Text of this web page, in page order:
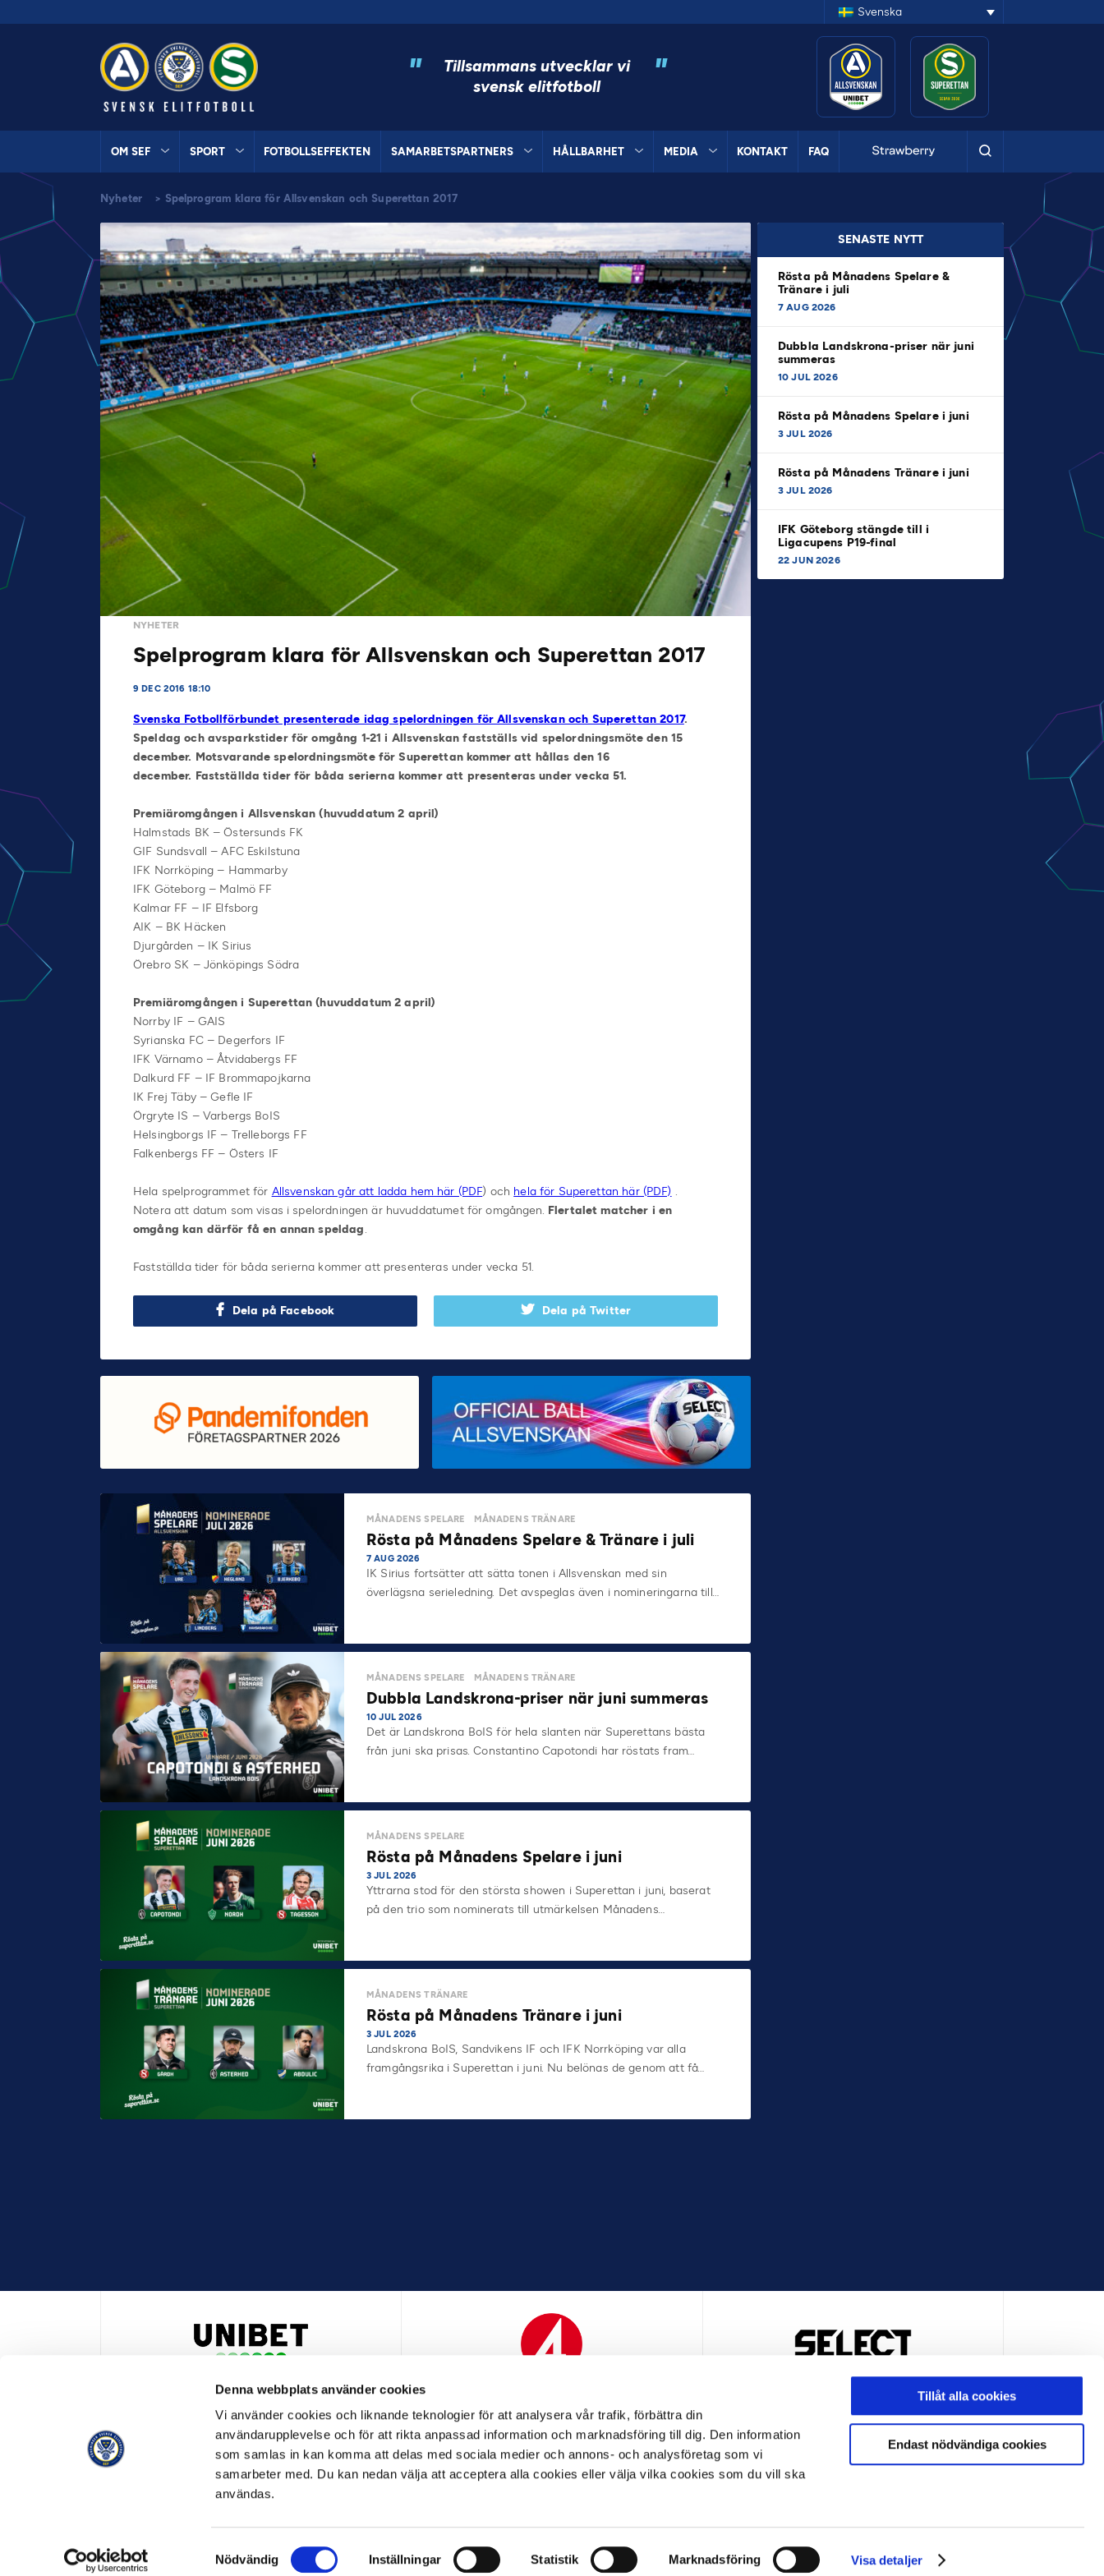
Denna webbplats använder cookies
Vi använder cookies och liknande teknologier för att analysera vår trafik, förbättra din
användarupplevelse och för att rikta anpassad information och marknadsföring till dig. Den information
som samlas in kan komma att delas med sociala medier och annons- och analysföretag som vi
samarbeter med. Du kan nedan välja att acceptera alla cookies eller välja vilka cookies som du vill ska
användas.
Samtyckesval
Nödvändig Inställningar Statistik Marknadsföring Visa detaljer
Tillåt alla cookies
Endast nödvändiga cookies
Svenska
"
Tillsammans utvecklar vi
svensk elitfotboll
"
OM SEF SPORT FOTBOLLSEFFEKTEN SAMARBETSPARTNERS HÅLLBARHET MEDIA KONTAKT FAQ
Nyheter > Spelprogram klara för Allsvenskan och Superettan 2017
NYHETER
Spelprogram klara för Allsvenskan och Superettan 2017
9 DEC 2016 18:10
Svenska Fotbollförbundet presenterade idag spelordningen för Allsvenskan och Superettan 2017.
Speldag och avsparkstider för omgång 1-21 i Allsvenskan fastställs vid spelordningsmöte den 15
december. Motsvarande spelordningsmöte för Superettan kommer att hållas den 16
december. Fastställda tider för båda serierna kommer att presenteras under vecka 51.
Premiäromgången i Allsvenskan (huvuddatum 2 april)
Halmstads BK – Östersunds FK
GIF Sundsvall – AFC Eskilstuna
IFK Norrköping – Hammarby
IFK Göteborg – Malmö FF
Kalmar FF – IF Elfsborg
AIK – BK Häcken
Djurgården – IK Sirius
Örebro SK – Jönköpings Södra
Premiäromgången i Superettan (huvuddatum 2 april)
Norrby IF – GAIS
Syrianska FC – Degerfors IF
IFK Värnamo – Åtvidabergs FF
Dalkurd FF – IF Brommapojkarna
IK Frej Täby – Gefle IF
Örgryte IS – Varbergs BoIS
Helsingborgs IF – Trelleborgs FF
Falkenbergs FF – Östers IF
Hela spelprogrammet för Allsvenskan går att ladda hem här (PDF) och hela för Superettan här (PDF) .
Notera att datum som visas i spelordningen är huvuddatumet för omgången. Flertalet matcher i en
omgång kan därför få en annan speldag.
Fastställda tider för båda serierna kommer att presenteras under vecka 51.
Dela på Facebook Dela på Twitter
SENASTE NYTT
Rösta på Månadens Spelare &
Tränare i juli
7 AUG 2026
Dubbla Landskrona-priser när juni
summeras
10 JUL 2026
Rösta på Månadens Spelare i juni
3 JUL 2026
Rösta på Månadens Tränare i juni
3 JUL 2026
IFK Göteborg stängde till i
Ligacupens P19-final
22 JUN 2026
MÅNADENS SPELARE MÅNADENS TRÄNARE
Rösta på Månadens Spelare & Tränare i juli
7 AUG 2026
IK Sirius fortsätter att sätta tonen i Allsvenskan med sin
överlägsna serieledning. Det avspeglas även i nomineringarna till…
MÅNADENS SPELARE MÅNADENS TRÄNARE
Dubbla Landskrona-priser när juni summeras
10 JUL 2026
Det är Landskrona BoIS för hela slanten när Superettans bästa
från juni ska prisas. Constantino Capotondi har röstats fram…
MÅNADENS SPELARE
Rösta på Månadens Spelare i juni
3 JUL 2026
Yttrarna stod för den största showen i Superettan i juni, baserat
på den trio som nominerats till utmärkelsen Månadens…
MÅNADENS TRÄNARE
Rösta på Månadens Tränare i juni
3 JUL 2026
Landskrona BoIS, Sandvikens IF och IFK Norrköping var alla
framgångsrika i Superettan i juni. Nu belönas de genom att få…
HUVUDPARTNER OCH PRESENTING PARTNER ALLSVENSKAN
OM SVENSK ELITFOTBOLL ALLMÄNNA VILLKOR INTEGRITETSPOLICY
© SVENSK ELITFOTBOLL 2026